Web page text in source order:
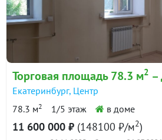
Торговая площадь 78.3 м2 –
Екатеринбург, Центр
78.3 м2 1/5 этаж в доме
11 600 000 ₽ (148100 ₽/м2)